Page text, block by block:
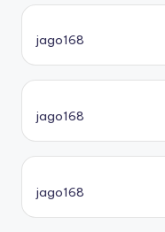
jago168
jago168
jago168